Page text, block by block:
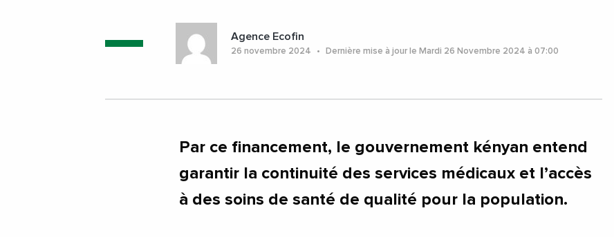
Agence Ecofin
26 novembre 2024 Dernière mise à jour le Mardi 26 Novembre 2024 à 07:00
Par ce financement, le gouvernement kényan entend
garantir la continuité des services médicaux et l’accès
à des soins de santé de qualité pour la population.